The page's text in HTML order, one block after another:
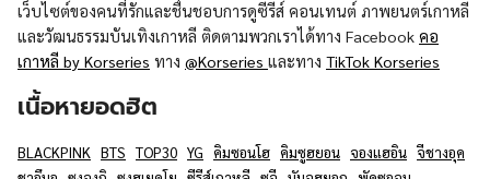
เว็บไซต์ของคนที่รักและชื่นชอบการดูซีรีส์ คอนเทนต์ ภาพยนตร์เกาหลี
และวัฒนธรรมบันเทิงเกาหลี ติดตามพวกเราได้ทาง Facebook คอ
เกาหลี by Korseries ทาง @Korseries และทาง TikTok Korseries
เนื้อหายอดฮิต
BLACKPINK BTS TOP30 YG คิมซอนโฮ คิมซูฮยอน จองแฮอิน จีชางอุค